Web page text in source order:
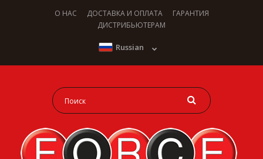
О НАС ДОСТАВКА И ОПЛАТА
ГАРАНТИЯ
ДИСТРИБЬЮТЕРАМ
Russian